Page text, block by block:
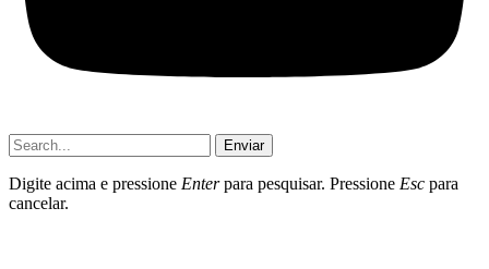
Enviar
Digite acima e pressione Enterpara pesquisar. Pressione Esc para
cancelar.